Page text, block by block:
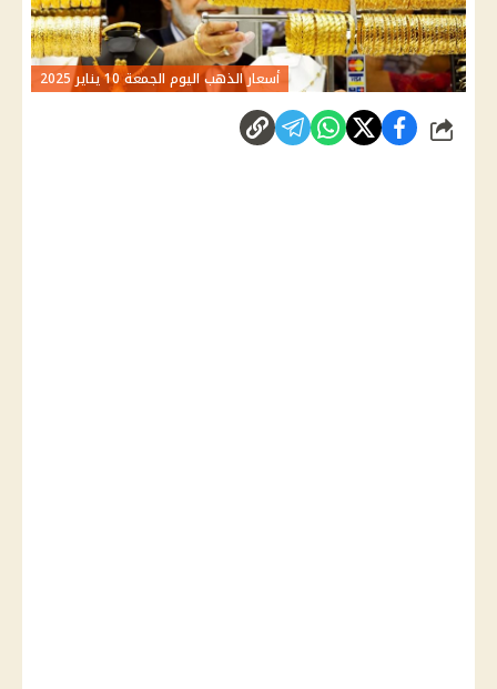
أسعار الذهب اليوم الجمعة 10 يناير 2025
شارك